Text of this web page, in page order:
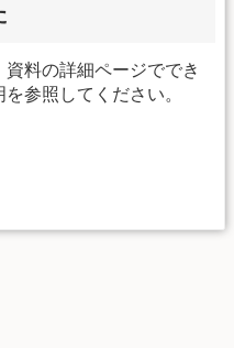
料の詳細ページででき
参照してください。